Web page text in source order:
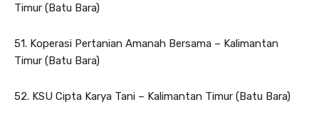
Timur (Batu Bara)
51. Koperasi Pertanian Amanah Bersama – Kalimantan
Timur (Batu Bara)
52. KSU Cipta Karya Tani – Kalimantan Timur (Batu Bara)